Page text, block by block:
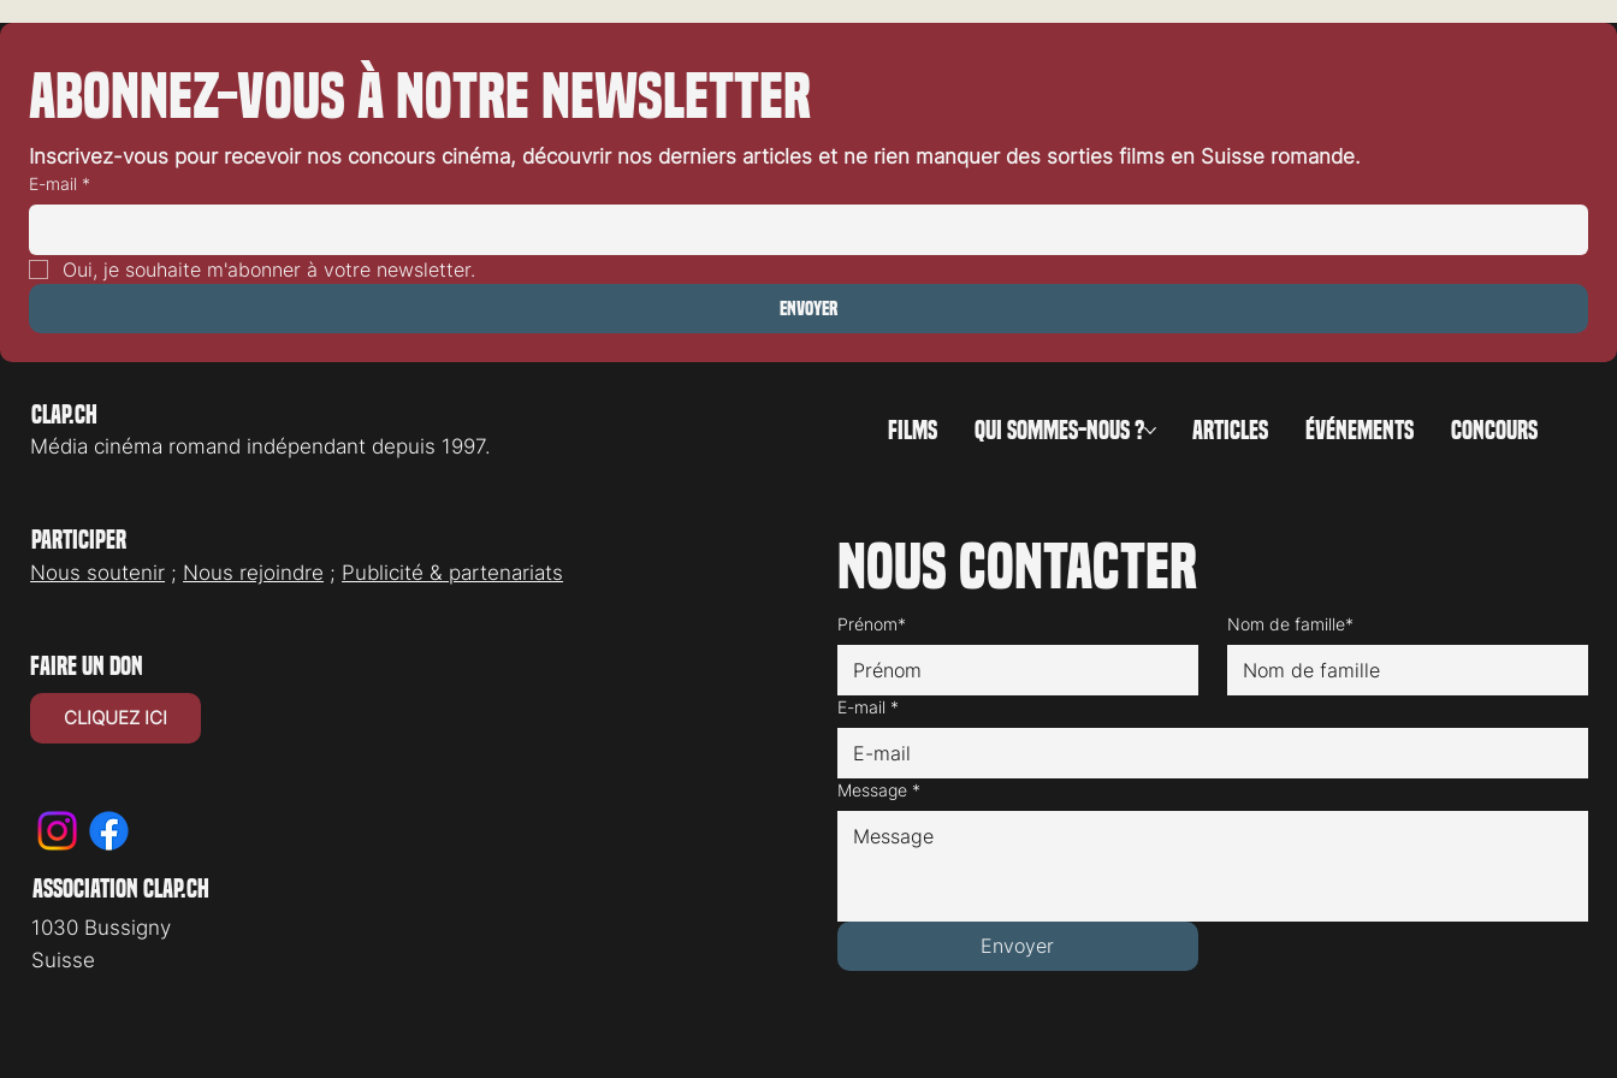
fraîcheur
une grande arnaque
nouvelles technologies
deviennent hors de contrôle
Abonnez-vous à notre newsletter
Inscrivez-vous pour recevoir nos concours cinéma, découvrir nos derniers articles et ne rien manquer des sorties films en Suisse romande.
E-mail *
Oui, je souhaite m'abonner à votre newsletter.
Envoyer
Clap.ch
Média cinéma romand indépendant depuis 1997.
FILMS QUI SOMMES-NOUS ? ARTICLES ÉVÉNEMENTS CONCOURS
Participer
Nous soutenir ; Nous rejoindre ; Publicité & partenariats Nous contacter
Prénom* Nom de famille*
E-mail *
Message *
Envoyer
faire un don
CLIQUEZ ICI
association clap.ch
1030 Bussigny
Suisse